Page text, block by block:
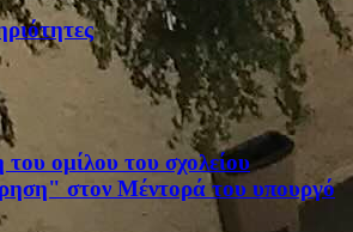
ομίλου του σχολείου
στον Μέντορά του υπουργό